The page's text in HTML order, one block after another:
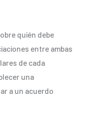
quién debe
entre ambas
de cada
una
a un acuerdo